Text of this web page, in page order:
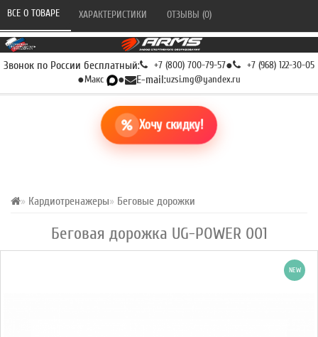
Звонок по России бесплатный: +7 (800) 700-79-57● +7 (968) 122-30-05
●Макс ● E-mail:uzsi.mg@yandex.ru
Хочу скидку!
Кардиотренажеры Беговые дорожки
Беговая дорожка UG-POWER 001
ВСЕ О ТОВАРЕ ХАРАКТЕРИСТИКИ ОТЗЫВЫ (0)
NEW